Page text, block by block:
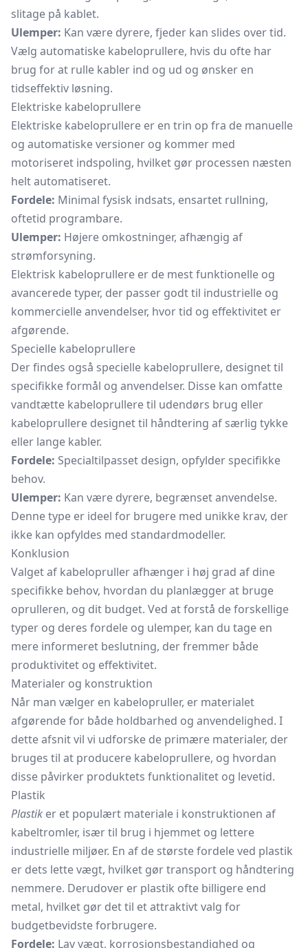
slitage på kablet.
Ulemper: Kan være dyrere, fjeder kan slides over tid.
Vælg automatiske kabeloprullere, hvis du ofte har
brug for at rulle kabler ind og ud og ønsker en
tidseffektiv løsning.
Elektriske kabeloprullere
Elektriske kabeloprullere er en trin op fra de manuelle
og automatiske versioner og kommer med
motoriseret indspoling, hvilket gør processen næsten
helt automatiseret.
Fordele: Minimal fysisk indsats, ensartet rullning,
oftetid programbare.
Ulemper: Højere omkostninger, afhængig af
strømforsyning.
Elektrisk kabeloprullere er de mest funktionelle og
avancerede typer, der passer godt til industrielle og
kommercielle anvendelser, hvor tid og effektivitet er
afgørende.
Specielle kabeloprullere
Der findes også specielle kabeloprullere, designet til
specifikke formål og anvendelser. Disse kan omfatte
vandtætte kabeloprullere til udendørs brug eller
kabeloprullere designet til håndtering af særlig tykke
eller lange kabler.
Fordele: Specialtilpasset design, opfylder specifikke
behov.
Ulemper: Kan være dyrere, begrænset anvendelse.
Denne type er ideel for brugere med unikke krav, der
ikke kan opfyldes med standardmodeller.
Konklusion
Valget af kabelopruller afhænger i høj grad af dine
specifikke behov, hvordan du planlægger at bruge
oprulleren, og dit budget. Ved at forstå de forskellige
typer og deres fordele og ulemper, kan du tage en
mere informeret beslutning, der fremmer både
produktivitet og effektivitet.
Materialer og konstruktion
Når man vælger en kabelopruller, er materialet
afgørende for både holdbarhed og anvendelighed. I
dette afsnit vil vi udforske de primære materialer, der
bruges til at producere kabeloprullere, og hvordan
disse påvirker produktets funktionalitet og levetid.
Plastik
Plastik er et populært materiale i konstruktionen af
kabeltromler, især til brug i hjemmet og lettere
industrielle miljøer. En af de største fordele ved plastik
er dets lette vægt, hvilket gør transport og håndtering
nemmere. Derudover er plastik ofte billigere end
metal, hvilket gør det til et attraktivt valg for
budgetbevidste forbrugere.
Fordele: Lav vægt, korrosionsbestandighed og